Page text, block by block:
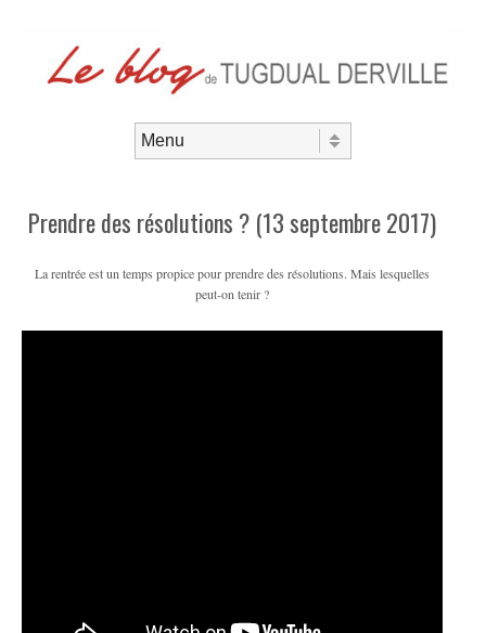
Prendre des résolutions ? (13 septembre 2017)
La rentrée est un temps propice pour prendre des résolutions. Mais lesquelles
peut-on tenir ?